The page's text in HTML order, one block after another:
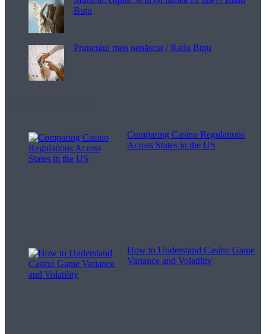
Buțu
Pruncului meu nenăscut / Radu Buțu
Comparing Casino Regulations
Across States in the US
How to Understand Casino Game
Variance and Volatility